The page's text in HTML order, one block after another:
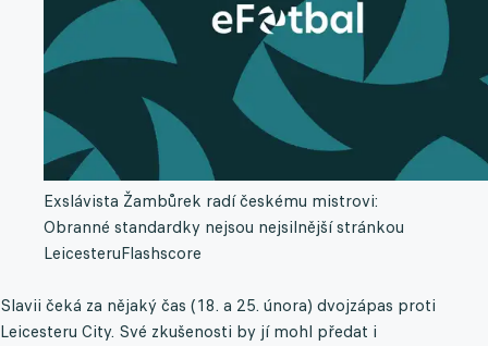
Exslávista Žambůrek radí českému mistrovi:
Obranné standardky nejsou nejsilnější stránkou
LeicesteruFlashscore
Slavii čeká za nějaký čas (18. a 25. února) dvojzápas proti
Leicesteru City. Své zkušenosti by jí mohl předat i